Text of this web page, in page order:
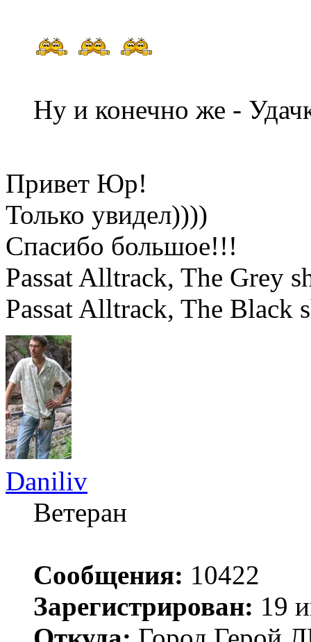
Ну и конечно же -
Привет Юр!
Только увидел))))
Спасибо большое!!!
Passat Alltrack, The Grey
Passat Alltrack, The Black
Daniliv
Ветеран
Сообщения: 10422
Зарегистрирован: 19